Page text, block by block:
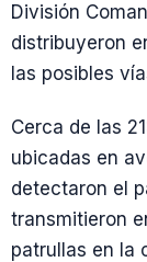
División
distribuyeron
las posibles
Cerca de las
ubicadas en
detectaron el
transmitieron
patrullas en la